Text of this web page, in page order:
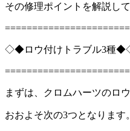
その修理ポイントを解説し
◇◆ロウ付けトラブル3種
まずは、クロムハーツのロ
おおよそ次の3つとなります。